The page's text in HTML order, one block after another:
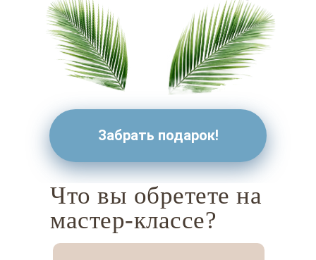
Забрать подарок!
Что вы обретете на
мастер-классе?